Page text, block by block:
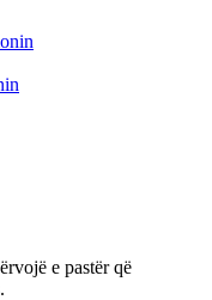
e pastër që